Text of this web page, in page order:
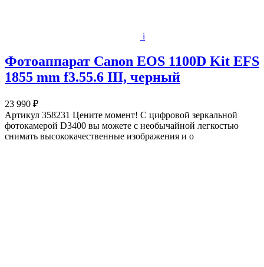
i
Фотоаппарат Canon EOS 1100D Kit EFS
1855 mm f3.55.6 III, черный
23 990 ₽
Артикул 358231 Цените момент! С цифровой зеркальной
фотокамерой D3400 вы можете с необычайной легкостью
снимать высококачественные изображения и о